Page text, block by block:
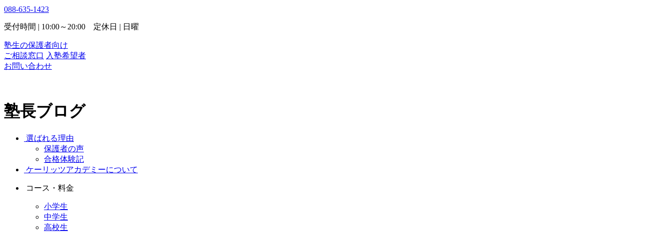
088-635-1423
受付時間 | 10:00～20:00 定休日 | 日曜
塾生の保護者向け
ご相談窓口 入塾希望者
お問い合わせ
塾長ブログ
選ばれる理由
保護者の声
合格体験記
ケーリッツアカデミーについて
コース・料金
小学生
中学生
高校生